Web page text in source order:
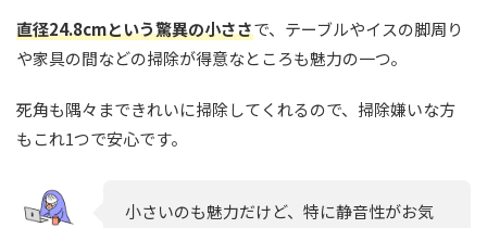
直径24.8cmという驚異の小ささで、テーブルやイスの脚周り
や家具の間などの掃除が得意なところも魅力の一つ。
死角も隅々まできれいに掃除してくれるので、掃除嫌いな方
もこれ1つで安心です。
小さいのも魅力だけど、特に静音性がお気